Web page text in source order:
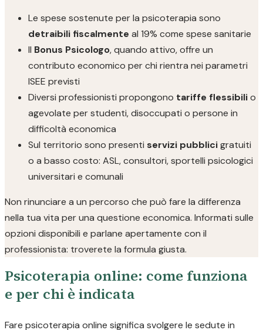
Le spese sostenute per la psicoterapia sono
detraibili fiscalmente al 19% come spese sanitarie
Il Bonus Psicologo, quando attivo, offre un
contributo economico per chi rientra nei parametri
ISEE previsti
Diversi professionisti propongono tariffe flessibilio
agevolate per studenti, disoccupati o persone in
difficoltà economica
Sul territorio sono presenti servizi pubblicigratuiti
o a basso costo: ASL, consultori, sportelli psicologici
universitari e comunali
Non rinunciare a un percorso che può fare la differenza
nella tua vita per una questione economica. Informati sulle
opzioni disponibili e parlane apertamente con il
professionista: troverete la formula giusta.
Psicoterapia online: come funziona
e per chi è indicata
Fare psicoterapia online significa svolgere le sedute in